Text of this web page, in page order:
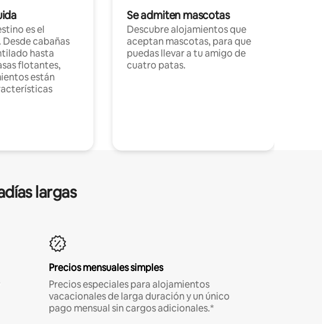
es el
cabañas
hasta
flotantes,
están
Se admiten mascotas
Descubre alojamientos que
aceptan mascotas, para que
puedas llevar a tu amigo de
cuatro patas.
largas
Precios mensuales simples
Precios especiales para alojamientos
vacacionales de larga duración y un único
pago mensual sin cargos adicionales.*